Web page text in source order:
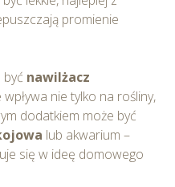
promienie
być nawilżacz
nie tylko na rośliny,
dodatkiem może być
lub akwarium –
się w ideę domowego